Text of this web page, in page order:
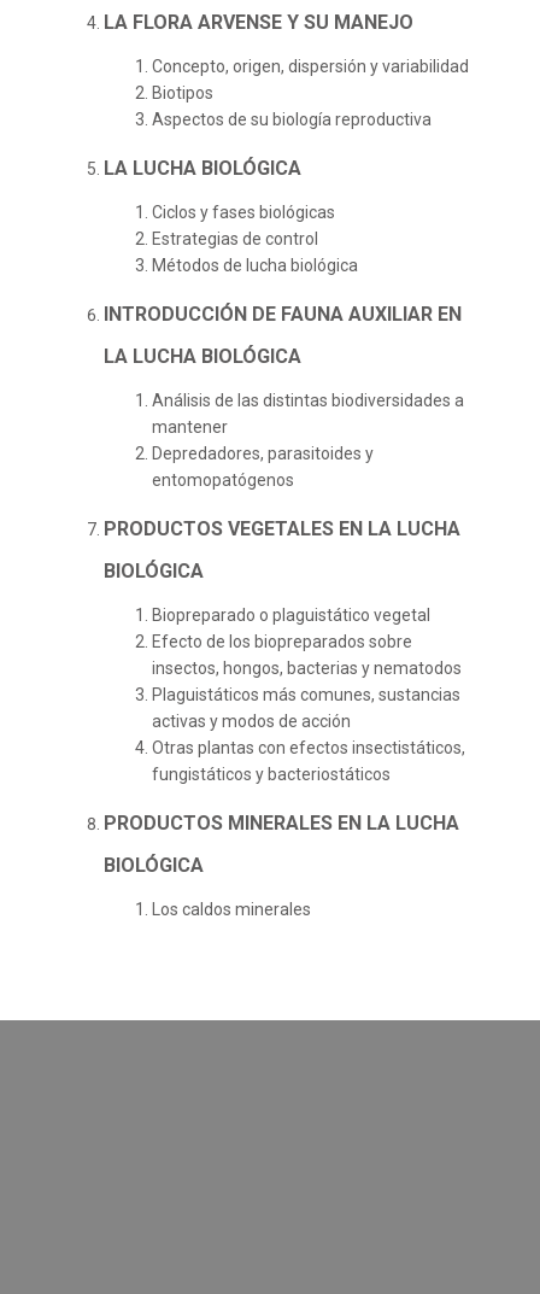
LA FLORA ARVENSE Y SU MANEJO
Concepto, origen, dispersión y variabilidad
Biotipos
Aspectos de su biología reproductiva
LA LUCHA BIOLÓGICA
Ciclos y fases biológicas
Estrategias de control
Métodos de lucha biológica
INTRODUCCIÓN DE FAUNA AUXILIAR EN
LA LUCHA BIOLÓGICA
Análisis de las distintas biodiversidades a
mantener
Depredadores, parasitoides y
entomopatógenos
PRODUCTOS VEGETALES EN LA LUCHA
BIOLÓGICA
Biopreparado o plaguistático vegetal
Efecto de los biopreparados sobre
insectos, hongos, bacterias y nematodos
Plaguistáticos más comunes, sustancias
activas y modos de acción
Otras plantas con efectos insectistáticos,
fungistáticos y bacteriostáticos
PRODUCTOS MINERALES EN LA LUCHA
BIOLÓGICA
Los caldos minerales